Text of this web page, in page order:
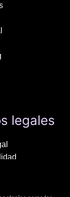
legales
privacidad